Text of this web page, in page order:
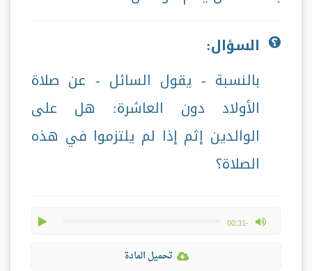
السؤال:
بالنسبة - يقول السائل - عن صلاة
الأولاد دون العاشرة: هل على
الوالدين إثم إذا لم يلتزموا في هذه
الصلاة؟
-00:31
max volume
تحميل المادة